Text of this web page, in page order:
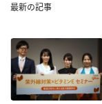
最新の記事